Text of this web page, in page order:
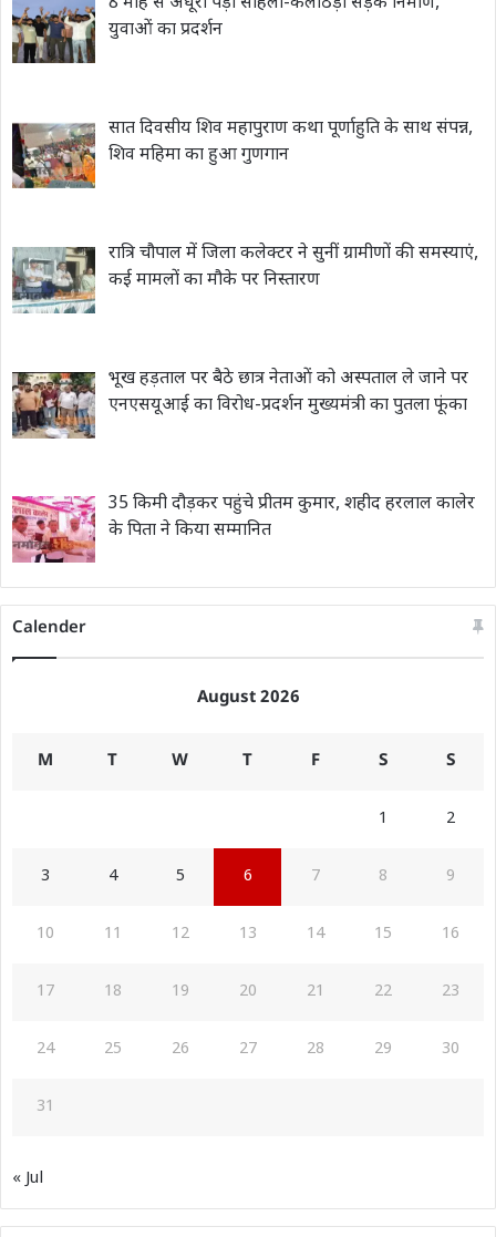
युवाओं का प्रदर्शन
सात दिवसीय शिव महापुराण कथा पूर्णाहुति के साथ संपन्न,
शिव महिमा का हुआ गुणगान
रात्रि चौपाल में जिला कलेक्टर ने सुनीं ग्रामीणों की समस्याएं,
कई मामलों का मौके पर निस्तारण
भूख हड़ताल पर बैठे छात्र नेताओं को अस्पताल ले जाने पर
एनएसयूआई का विरोध-प्रदर्शन मुख्यमंत्री का पुतला फूंका
35 किमी दौड़कर पहुंचे प्रीतम कुमार, शहीद हरलाल कालेर
के पिता ने किया सम्मानित
Calender
August 2026
M T W T F S S
1 2
3 4 5 6 7 8 9
10 11 12 13 14 15 16
17 18 19 20 21 22 23
24 25 26 27 28 29 30
31
« Jul